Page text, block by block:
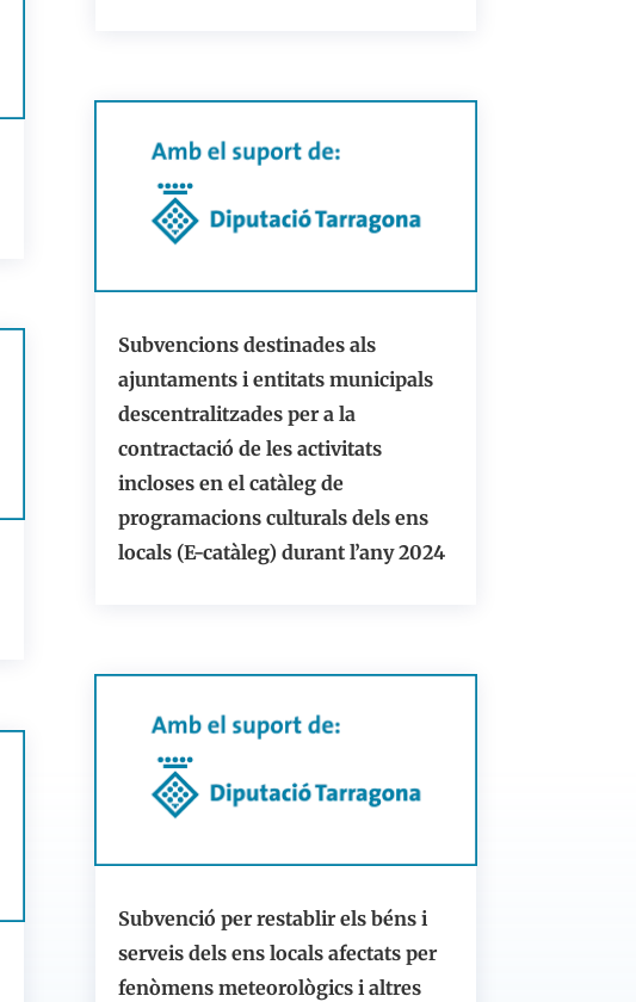
Subvencions destinades als
ajuntaments i entitats municipals
descentralitzades per a la
contractació de les activitats
incloses en el catàleg de
programacions culturals dels ens
locals (E-catàleg) durant l’any 2024
Subvenció per restablir els béns i
serveis dels ens locals afectats per
fenòmens meteorològics i altres